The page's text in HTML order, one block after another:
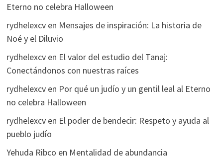
Eterno no celebra Halloween
rydhelexcven Mensajes de inspiración: La historia de
Noé y el Diluvio
rydhelexcven El valor del estudio del Tanaj:
Conectándonos con nuestras raíces
rydhelexcven Por qué un judío y un gentil leal al Eterno
no celebra Halloween
rydhelexcven El poder de bendecir: Respeto y ayuda al
pueblo judío
Yehuda Ribco en Mentalidad de abundancia